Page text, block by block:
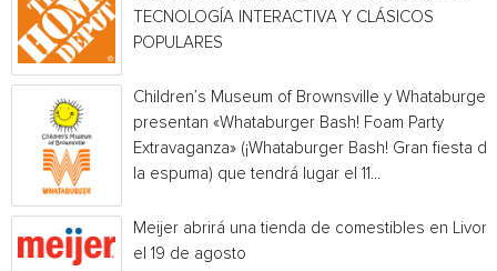
TECNOLOGÍA INTERACTIVA Y CLÁSICOS
POPULARES
Children’s Museum of Brownsville y Whataburger
presentan «Whataburger Bash! Foam Party
Extravaganza» (¡Whataburger Bash! Gran fiesta de
la espuma) que tendrá lugar el 11...
Meijer abrirá una tienda de comestibles en
el 19 de agosto